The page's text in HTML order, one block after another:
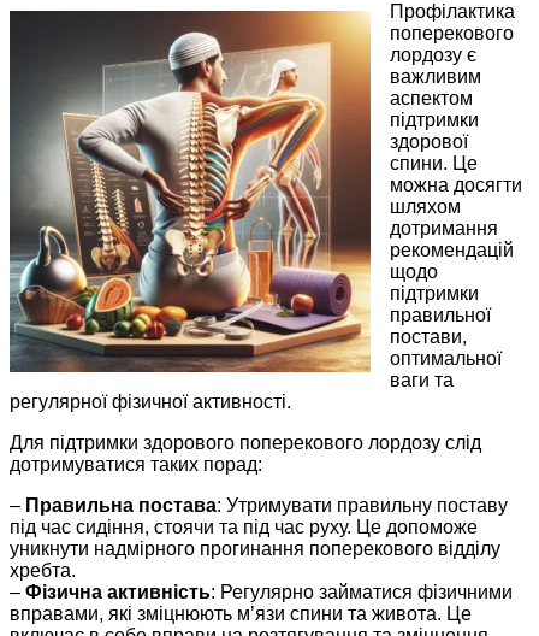
Профілактика
поперекового
лордозу є
важливим
аспектом
підтримки
здорової
спини. Це
можна досягти
шляхом
дотримання
рекомендацій
щодо
підтримки
правильної
постави,
оптимальної
ваги та
регулярної фізичної активності.
Для підтримки здорового поперекового лордозу слід
дотримуватися таких порад:
– Правильна постава: Утримувати правильну поставу
під час сидіння, стоячи та під час руху. Це допоможе
уникнути надмірного прогинання поперекового відділу
хребта.
– Фізична активність: Регулярно займатися фізичними
вправами, які зміцнюють м’язи спини та живота. Це